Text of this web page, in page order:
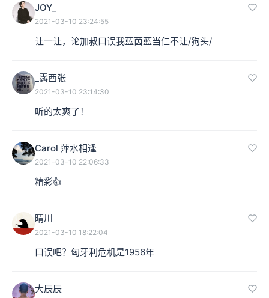
JOY_
2021-03-10 23:24:55
让一让，论加叔口误我蓝茵蓝当仁不让/狗头/
_露西张
2021-03-10 23:14:30
听的太爽了！
Carol 萍水相逢
2021-03-10 22:06:33
精彩👍
晴川
2021-03-10 18:22:04
口误吧？匈牙利危机是1956年
大辰辰